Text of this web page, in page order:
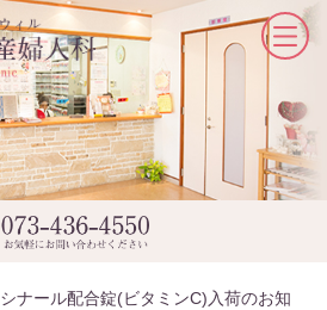
シナール配合錠(ビタミンC)入荷のお知